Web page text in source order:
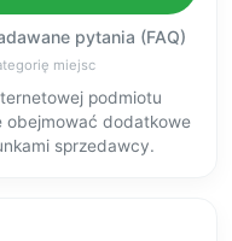
pytania (FAQ)
miejsc
podmiotu
obejmować dodatkowe
sprzedawcy.